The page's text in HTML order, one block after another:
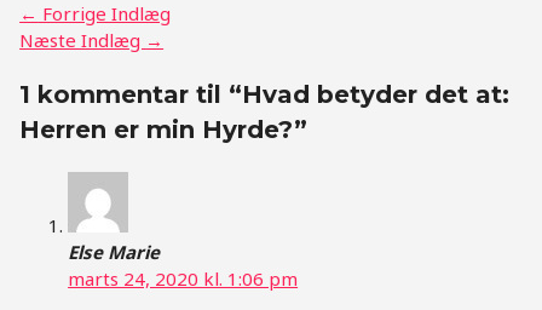
← Forrige Indlæg
Næste Indlæg →
1 kommentar til “Hvad betyder det at:
Herren er min Hyrde?”
Else Marie
marts 24, 2020 kl. 1:06 pm